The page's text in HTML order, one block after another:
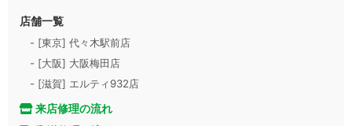
店舗一覧
- [東京] 代々木駅前店
- [大阪] 大阪梅田店
- [滋賀] エルティ932店
来店修理の流れ